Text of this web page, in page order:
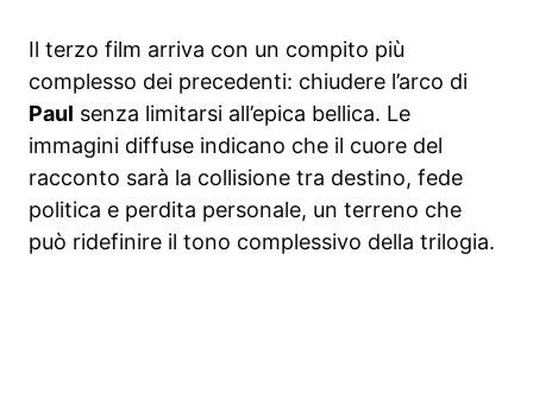
Il terzo film arriva con un compito più
complesso dei precedenti: chiudere l’arco di
Paul senza limitarsi all’epica bellica. Le
immagini diffuse indicano che il cuore del
racconto sarà la collisione tra destino, fede
politica e perdita personale, un terreno che
può ridefinire il tono complessivo della trilogia.